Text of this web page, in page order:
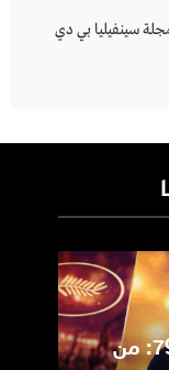
27 من مجلة سينفيليا بي دي
مهرجان كان السينمائي 79: من